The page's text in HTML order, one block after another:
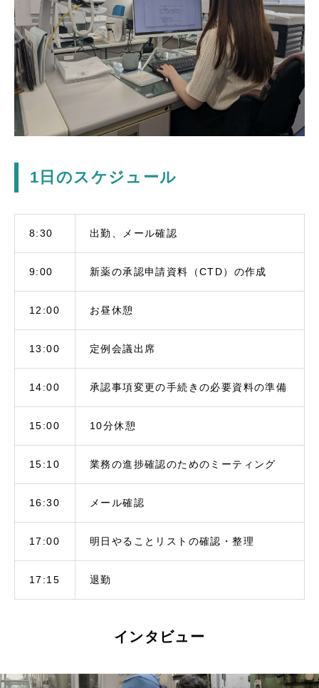
1日のスケジュール
8:30 出勤、メール確認
9:00 新薬の承認申請資料（CTD）の作成
12:00 お昼休憩
13:00 定例会議出席
14:00 承認事項変更の手続きの必要資料の準備
15:00 10分休憩
15:10 業務の進捗確認のためのミーティング
16:30 メール確認
17:00 明日やることリストの確認・整理
17:15 退勤
インタビュー